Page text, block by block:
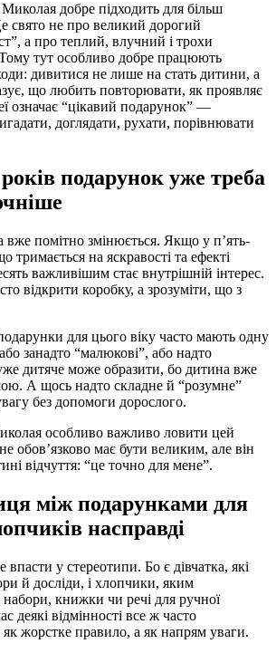
добре підходить для більш
свято не про великий дорогий
а про теплий, влучний і трохи
тут особливо добре працюють
дивитися не лише на стать дитини, а
що любить повторювати, як проявляє
означає “цікавий подарунок” —
доглядати, рухати, порівнювати
подарунок уже треба
вже помітно змінюється. Якщо у п’ять-
тримається на яскравості та ефекті
важливішим стає внутрішній інтерес.
відкрити коробку, а зрозуміти, що з
для цього віку часто мають одну
занадто “малюкові”, або надто
дитяче може образити, бо дитина вже
А щось надто складне й “розумне”
без допомоги дорослого.
особливо важливо ловити цей
обов’язково має бути великим, але він
відчуття: “це точно для мене”.
між подарунками для
насправді
у стереотипи. Бо є дівчатка, які
й досліди, і хлопчики, яким
набори, книжки чи речі для ручної
деякі відмінності все ж часто
жорстке правило, а як напрям уваги.